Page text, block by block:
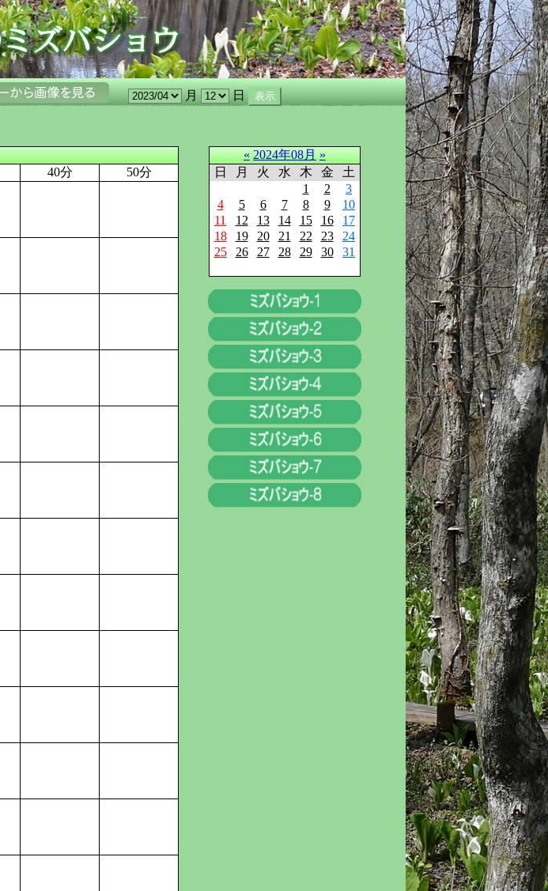
月 日
40分 50分
« 2024年08月 »
日
月 火 水 木 金
土
1
2
3
4
5 6 7 8 9
10
11
12 13 14 15 16
17
18
19 20 21 22 23
24
25
26 27 28 29 30 31